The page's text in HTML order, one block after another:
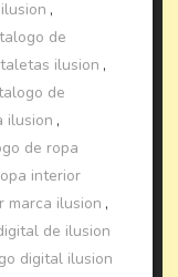
,
de
ilusion ,
de
ilusion ,
de ropa
interior
marca ilusion ,
de ilusion
digital ilusion